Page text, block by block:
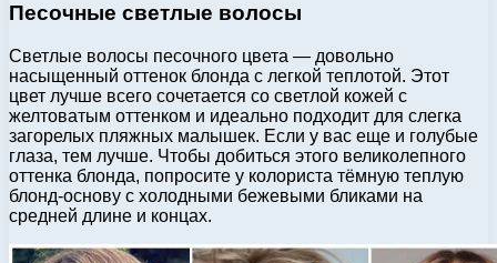
Песочные светлые волосы
Светлые волосы песочного цвета — довольно
насыщенный оттенок блонда с легкой теплотой. Этот
цвет лучше всего сочетается со светлой кожей с
желтоватым оттенком и идеально подходит для слегка
загорелых пляжных малышек. Если у вас еще и голубые
глаза, тем лучше. Чтобы добиться этого великолепного
оттенка блонда, попросите у колориста тёмную теплую
блонд-основу с холодными бежевыми бликами на
средней длине и концах.